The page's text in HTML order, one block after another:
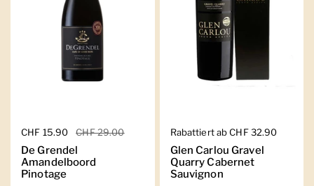
Regulärer Preis
CHF 15.90 Sale-Preis
CHF 29.00
De Grendel
Amandelboord
Pinotage
Regulärer Preis
Rabattiert ab CHF 32.90
Glen Carlou Gravel
Quarry Cabernet
Sauvignon